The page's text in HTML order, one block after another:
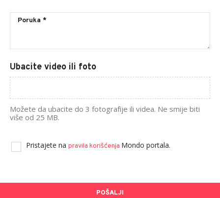
Ubacite video ili foto
Možete da ubacite do 3 fotografije ili videa. Ne smije biti
više od 25 MB.
Pristajete na pravila korišćenja Mondo portala.
POŠALJI